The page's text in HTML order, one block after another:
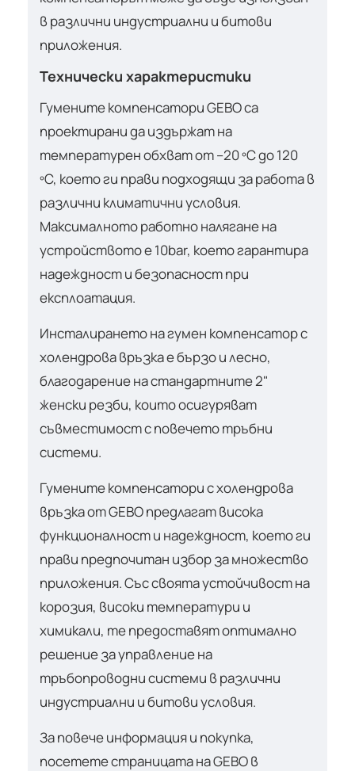
в различни индустриални и битови
приложения.
Технически характеристики
Гумените компенсатори GEBO са
проектирани да издържат на
температурен обхват от –20 ºC до 120
ºC, което ги прави подходящи за работа в
различни климатични условия.
Максималното работно налягане на
устройството е 10bar, което гарантира
надеждност и безопасност при
експлоатация.
Инсталирането на гумен компенсатор с
холендрова връзка е бързо и лесно,
благодарение на стандартните 2"
женски резби, които осигуряват
съвместимост с повечето тръбни
системи.
Гумените компенсатори с холендрова
връзка от GEBO предлагат висока
функционалност и надеждност, което ги
прави предпочитан избор за множество
приложения. Със своята устойчивост на
корозия, високи температури и
химикали, те предоставят оптимално
решение за управление на
тръбопроводни системи в различни
индустриални и битови условия.
За повече информация и покупка,
посетете страницата на GEBO в